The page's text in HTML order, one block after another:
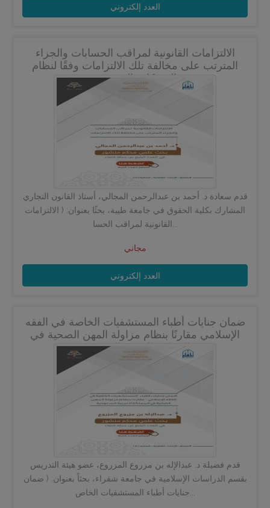
العدد إلكتروني
الالتزامات القانونية لمراقب الحسابات والجزاء
المترتب على مخالفة تلك الالتزامات وفقًا لنظام
الشركات السعودي
قدم سعادة د. أحمد بن عبدالرحمن المجالي، أستاذ القانون التجاري
المشارك بكلية الحقوق في جامعة طيبة، بحثًا بعنوان: ( الالتزامات
مجاني
العدد إلكتروني
ضمان جنايات أطباء المستشفيات الخاصة في الفقه
الإسلامي مقارنًا بنظام مزاولة المهن الصحية في
المملكة العربية السعودية
قدم فضيلة د. عبدالإله بن مزروع المزروع، عضو هيئة التدريس
بقسم الدراسات الإسلامية في جامعة شقراء، بحثاً بعنوان: ( ضمان